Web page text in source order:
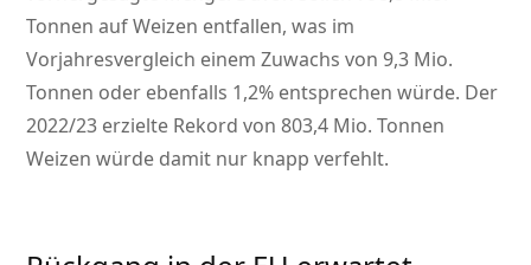
Tonnen auf Weizen entfallen, was im
Vorjahresvergleich einem Zuwachs von 9,3 Mio.
Tonnen oder ebenfalls 1,2% entsprechen würde. Der
2022/23 erzielte Rekord von 803,4 Mio. Tonnen
Weizen würde damit nur knapp verfehlt.